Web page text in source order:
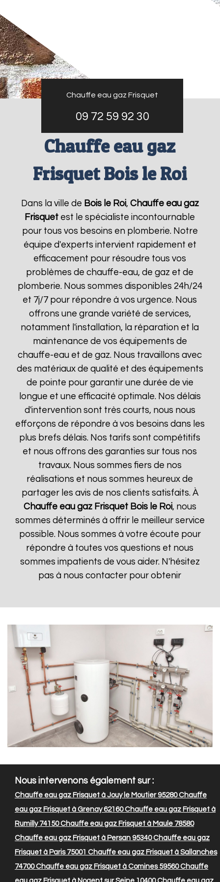
Chauffe eau gaz Frisquet
09 72 59 92 30
Chauffe eau gaz
Frisquet Bois le Roi
Dans la ville de Bois le Roi, Chauffe eau gaz
Frisquet est le spécialiste incontournable
pour tous vos besoins en plomberie. Notre
équipe d'experts intervient rapidement et
efficacement pour résoudre tous vos
problèmes de chauffe-eau, de gaz et de
plomberie. Nous sommes disponibles 24h/24
et 7j/7 pour répondre à vos urgence. Nous
offrons une grande variété de services,
notamment l'installation, la réparation et la
maintenance de vos équipements de
chauffe-eau et de gaz. Nous travaillons avec
des matériaux de qualité et des équipements
de pointe pour garantir une durée de vie
longue et une efficacité optimale. Nos délais
d'intervention sont très courts, nous nous
efforçons de répondre à vos besoins dans les
plus brefs délais. Nos tarifs sont compétitifs
et nous offrons des garanties sur tous nos
travaux. Nous sommes fiers de nos
réalisations et nous sommes heureux de
partager les avis de nos clients satisfaits. À
Chauffe eau gaz Frisquet Bois le Roi, nous
sommes déterminés à offrir le meilleur service
possible. Nous sommes à votre écoute pour
répondre à toutes vos questions et nous
sommes impatients de vous aider. N'hésitez
pas à nous contacter pour obtenir
Nous intervenons également sur :
Chauffe eau gaz Frisquet à Jouy le Moutier 95280Chauffe
eau gaz Frisquet à Grenay 62160Chauffe eau gaz Frisquet à
Rumilly 74150Chauffe eau gaz Frisquet à Maule 78580
Chauffe eau gaz Frisquet à Persan 95340Chauffe eau gaz
Frisquet à Paris 75001 Chauffe eau gaz Frisquet à Sallanches
74700Chauffe eau gaz Frisquet à Comines 59560Chauffe